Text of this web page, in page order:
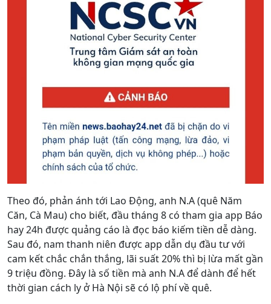
Theo đó, phản ánh tới Lao Động, anh N.A (quê Năm
Căn, Cà Mau) cho biết, đầu tháng 8 có tham gia app Báo
hay 24h được quảng cáo là đọc báo kiếm tiền dễ dàng.
Sau đó, nam thanh niên được app dẫn dụ đầu tư với
cam kết chắc chắn thắng, lãi suất 20% thì bị lừa mất gần
9 triệu đồng. Đây là số tiền mà anh N.A để dành để hết
thời gian cách ly ở Hà Nội sẽ có lộ phí về quê.